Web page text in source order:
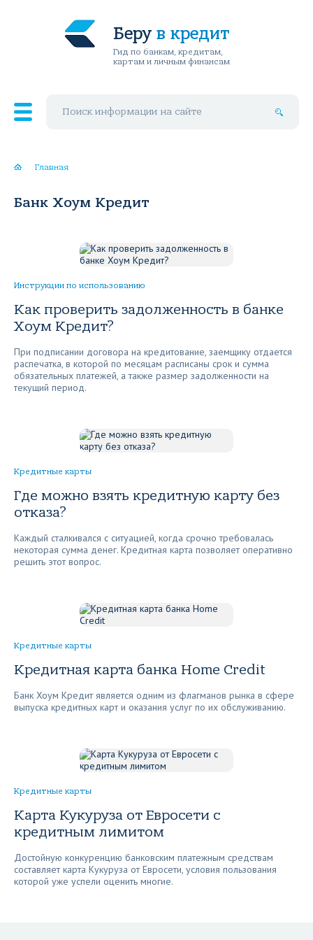
Беру в кредит
Гид по банкам, кредитам,
картам и личным финансам
Главная
Банк Хоум Кредит
Инструкции по использованию
Как проверить задолженность в банке
Хоум Кредит?
При подписании договора на кредитование, заемщику отдается
распечатка, в которой по месяцам расписаны срок и сумма
обязательных платежей, а также размер задолженности на
текущий период.
Кредитные карты
Где можно взять кредитную карту без
отказа?
Каждый сталкивался с ситуацией, когда срочно требовалась
некоторая сумма денег. Кредитная карта позволяет оперативно
решить этот вопрос.
Кредитные карты
Кредитная карта банка Home Credit
Банк Хоум Кредит является одним из флагманов рынка в сфере
выпуска кредитных карт и оказания услуг по их обслуживанию.
Кредитные карты
Карта Кукуруза от Евросети с
кредитным лимитом
Достойную конкуренцию банковским платежным средствам
составляет карта Кукуруза от Евросети, условия пользования
которой уже успели оценить многие.